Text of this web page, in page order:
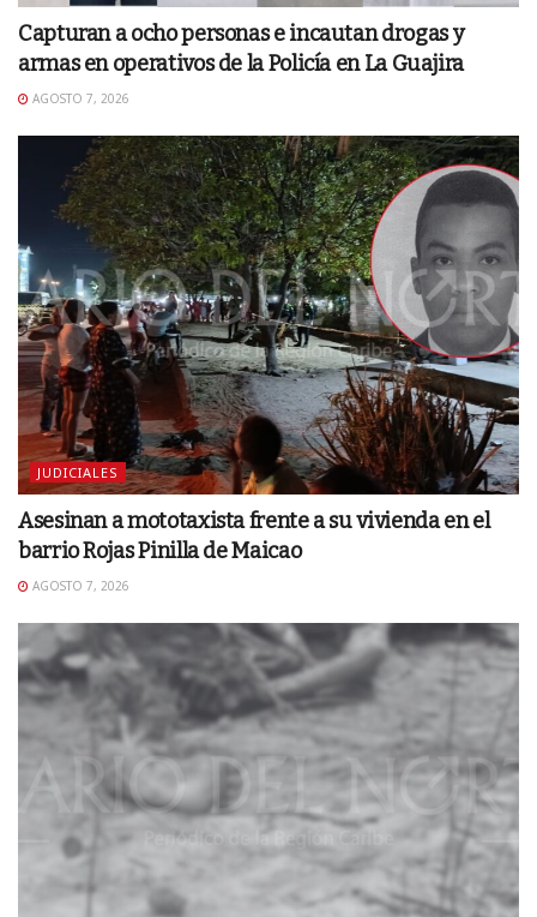
Capturan a ocho personas e incautan drogas y
armas en operativos de la Policía en La Guajira
AGOSTO 7, 2026
JUDICIALES
Asesinan a mototaxista frente a su vivienda en el
barrio Rojas Pinilla de Maicao
AGOSTO 7, 2026